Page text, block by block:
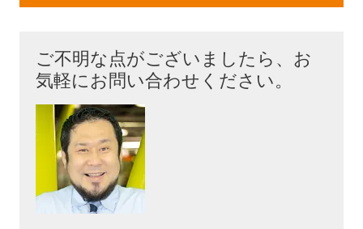
ご不明な点がございましたら、お
気軽にお問い合わせください。